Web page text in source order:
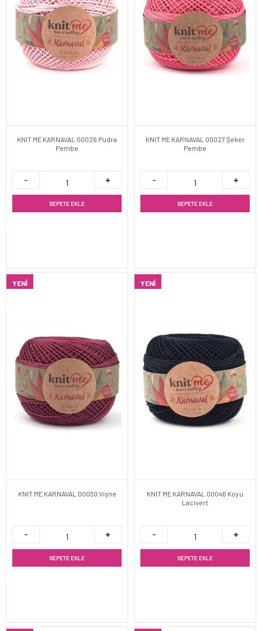
KNIT ME KARNAVAL 00026 Pudra
Pembe
SEPETE EKLE
KNIT ME KARNAVAL 00027 Şeker
Pembe
SEPETE EKLE
YENI
KNIT ME KARNAVAL 00030 Vişne
SEPETE EKLE
YENI
KNIT ME KARNAVAL 00046 Koyu
Lacivert
SEPETE EKLE